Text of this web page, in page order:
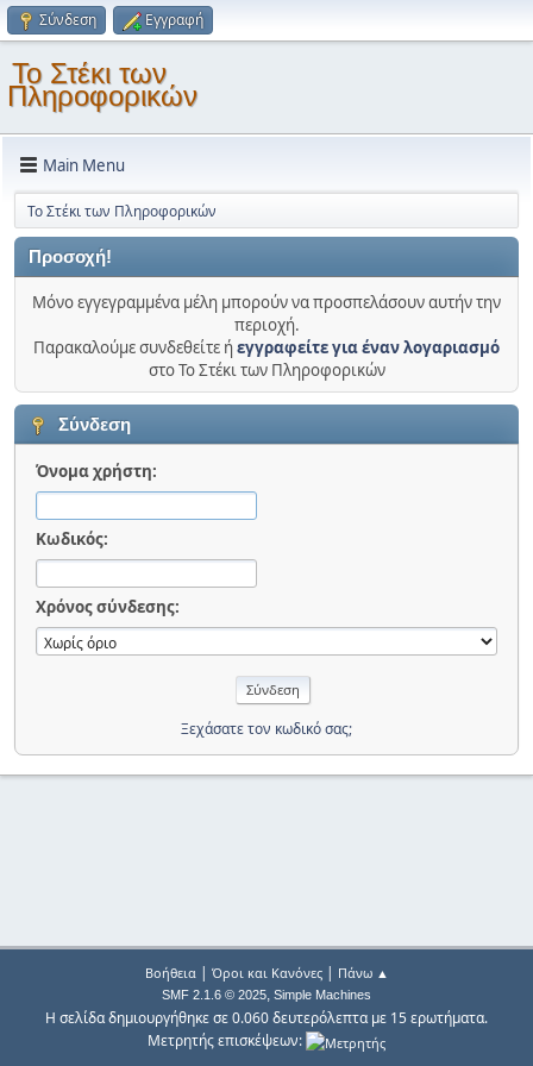
Σύνδεση Εγγραφή
Το Στέκι των
Πληροφορικών
Main Menu
Το Στέκι των Πληροφορικών
Προσοχή!
Μόνο εγγεγραμμένα μέλη μπορούν να προσπελάσουν αυτήν την
περιοχή.
Παρακαλούμε συνδεθείτε ήεγγραφείτε για έναν λογαριασμό
στο Το Στέκι των Πληροφορικών
Σύνδεση
Όνομα χρήστη:
Κωδικός:
Χρόνος σύνδεσης:
Ξεχάσατε τον κωδικό σας;
Βοήθεια| Όροι και Κανόνες| Πάνω ▲
SMF 2.1.6 © 2025, Simple Machines
Η σελίδα δημιουργήθηκε σε 0.060 δευτερόλεπτα με 15 ερωτήματα.
Μετρητής επισκέψεων: